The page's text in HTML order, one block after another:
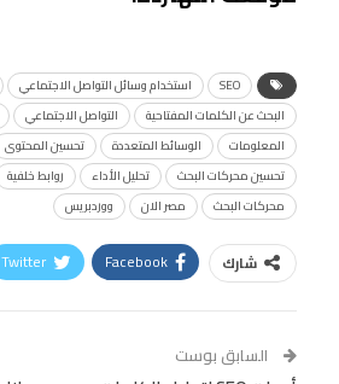
SEO استخدام وسائل التواصل الاجتماعي
البحث عن الكلمات المفتاحية
التواصل الاجتماعي
المعلومات
الوسائط المتعددة تحسين المحتوى
تحسين محركات البحث
تحليل الأداء روابط خلفية
محركات البحث
مصر الان ووردبريس
شارك Facebook
Twitter
السابق بوست